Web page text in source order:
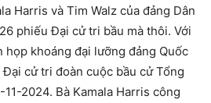
Harris và Tim Walz của đảng Dân
phiếu Đại cử tri bầu mà thôi. Với
họp khoáng đại lưỡng đảng Quốc
cử tri đoàn cuộc bầu cử Tổng
2024. Bà Kamala Harris công